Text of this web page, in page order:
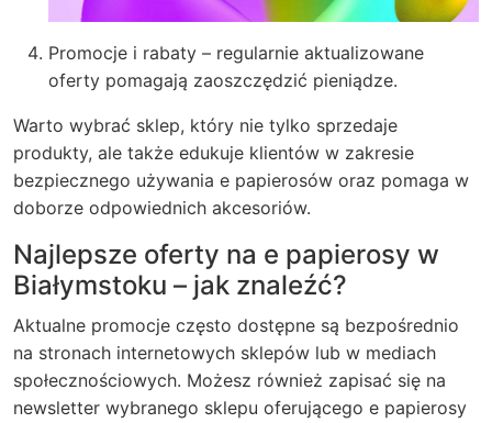
Promocje i rabaty – regularnie aktualizowane
oferty pomagają zaoszczędzić pieniądze.
Warto wybrać sklep, który nie tylko sprzedaje
produkty, ale także edukuje klientów w zakresie
bezpiecznego używania e papierosów oraz pomaga w
doborze odpowiednich akcesoriów.
Najlepsze oferty na e papierosy w
Białymstoku – jak znaleźć?
Aktualne promocje często dostępne są bezpośrednio
na stronach internetowych sklepów lub w mediach
społecznościowych. Możesz również zapisać się na
newsletter wybranego sklepu oferującego e papierosy